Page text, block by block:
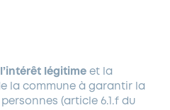
l’intérêt légitime et la
la commune à garantir la
(article 6.1.f du